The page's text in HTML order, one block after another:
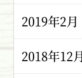
2019年2月
2018年12